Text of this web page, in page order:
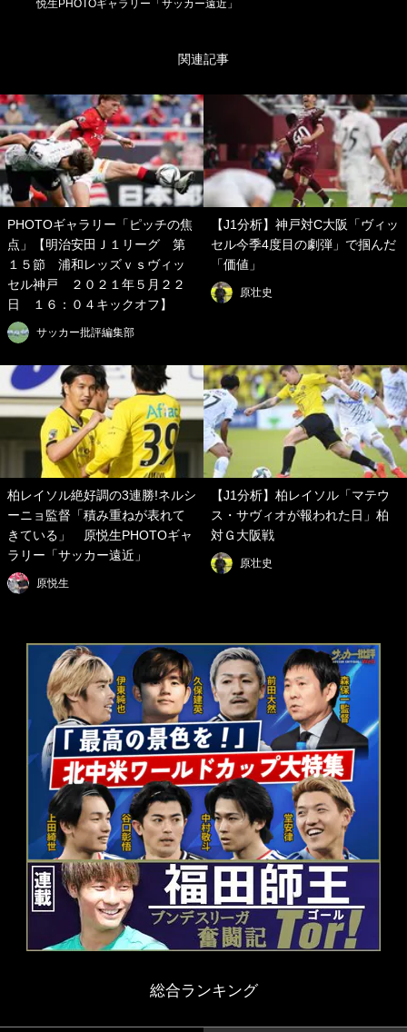
悦生PHOTOギャラリー「サッカー遠近」
関連記事
PHOTOギャラリー「ピッチの焦
点」【明治安田Ｊ１リーグ 第
１５節 浦和レッズｖｓヴィッ
セル神戸 ２０２１年５月２２
日 １６：０４キックオフ】
サッカー批評編集部
【J1分析】神戸対C大阪「ヴィッ
セル今季4度目の劇弾」で掴んだ
「価値」
原壮史
柏レイソル絶好調の3連勝!ネルシ
ーニョ監督「積み重ねが表れて
きている」 原悦生PHOTOギャ
ラリー「サッカー遠近」
原悦生
【J1分析】柏レイソル「マテウ
ス・サヴィオが報われた日」柏
対Ｇ大阪戦
原壮史
総合ランキング